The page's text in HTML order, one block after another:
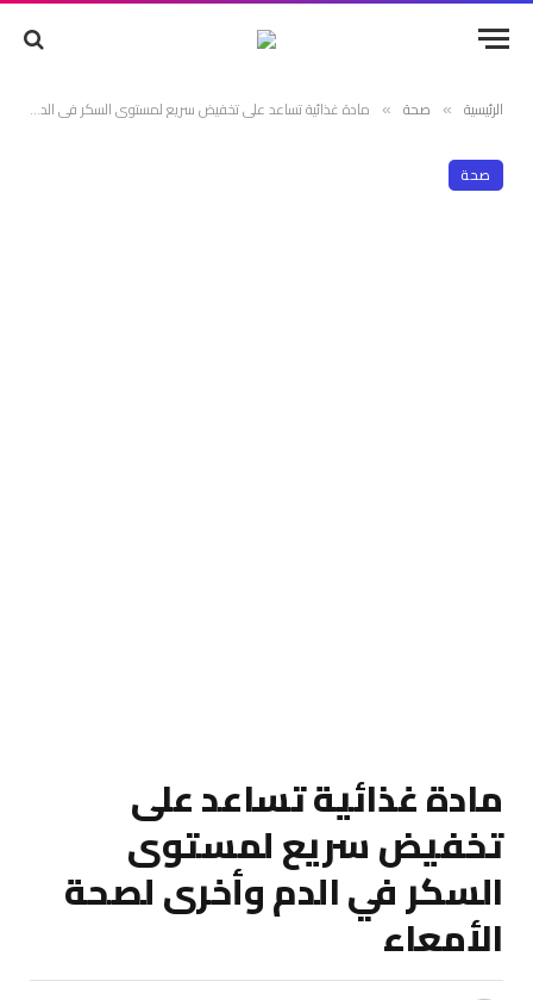
الرئيسية » صحة » مادة غذائية تساعد على تخفيض سريع لمستوى السكر في الدم وأخرى لصحة الأمعاء
صحة
مادة غذائية تساعد على
تخفيض سريع لمستوى
السكر في الدم وأخرى لصحة
الأمعاء